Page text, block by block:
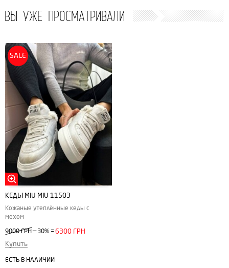
ВЫ УЖЕ ПРОСМАТРИВАЛИ
SALE
КЕДЫ MIU MIU 11503
Кожаные утеплённые кеды с
мехом
9000 ГРН — 30% =6300 ГРН
Купить
ЕСТЬ В НАЛИЧИИ